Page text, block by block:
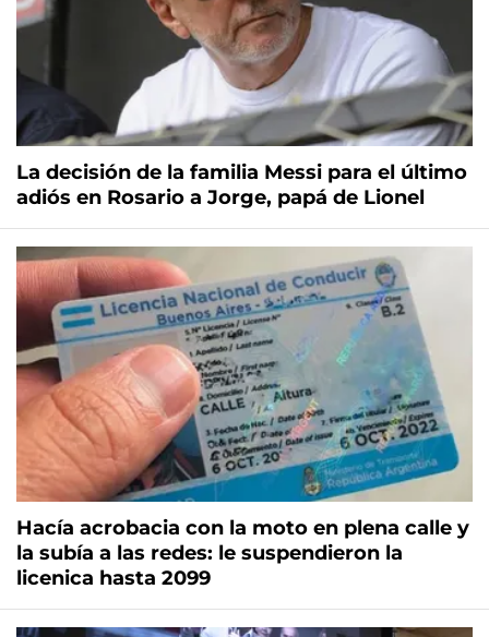
La decisión de la familia Messi para el último
adiós en Rosario a Jorge, papá de Lionel
Hacía acrobacia con la moto en plena calle y
la subía a las redes: le suspendieron la
licenica hasta 2099